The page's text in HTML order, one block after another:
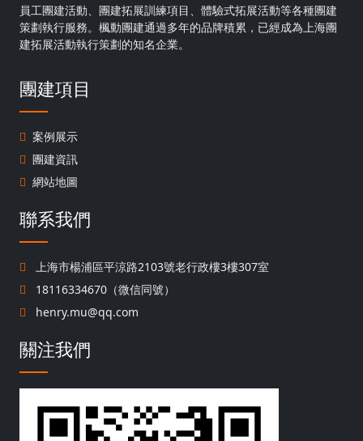
員工團建活動、團建拓展訓練項目、體驗式拓展活動等各種團建
策劃執行服務。楓動團建通過多年的品牌積累，已經成為上海團
建拓展活動執行策劃的知名企業。
團建項目
案例展示
團建資訊
網站地圖
聯系我們
上海市楊浦區平涼路2103號老行政樓3樓307室
18116334670（微信同號）
henry.mu@qq.com
關注我們